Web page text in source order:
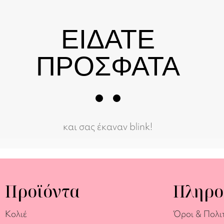
ΕΙΔΑΤΕ
ΠΡΟΣΦΑΤΑ
και σας έκαναν blink!
Προϊόντα
Κολιέ
Όροι &